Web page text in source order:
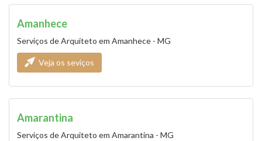
Amanhece
Serviços de Arquiteto em Amanhece - MG
Veja os seviços
Amarantina
Serviços de Arquiteto em Amarantina - MG